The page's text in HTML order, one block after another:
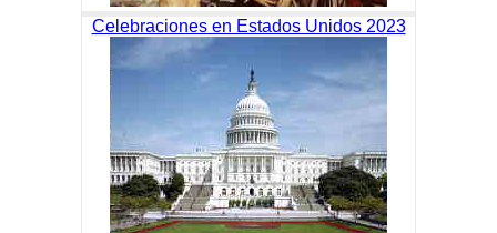
Celebraciones en Estados Unidos 2023